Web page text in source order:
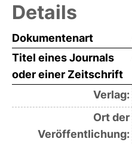
Details
Dokumentenart
Titel eines Journals
oder einer Zeitschrift
Verlag:
Ort der
Veröffentlichung: